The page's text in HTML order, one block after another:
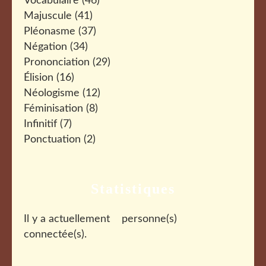
Majuscule (41)
Pléonasme (37)
Négation (34)
Prononciation (29)
Élision (16)
Néologisme (12)
Féminisation (8)
Infinitif (7)
Ponctuation (2)
Statistiques
Il y a actuellement
personne(s)
connectée(s).